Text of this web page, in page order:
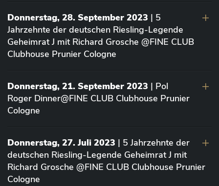
Donnerstag, 28. September 2023 | 5
Jahrzehnte der deutschen Riesling-Legende
Geheimrat J mit Richard Grosche @FINE CLUB
Clubhouse Prunier Cologne
Donnerstag, 21. September 2023 | Pol
Roger Dinner@FINE CLUB Clubhouse Prunier
Cologne
Donnerstag, 27. Juli 2023 | 5 Jahrzehnte der
deutschen Riesling-Legende Geheimrat J mit
Richard Grosche @FINE CLUB Clubhouse Prunier
Cologne